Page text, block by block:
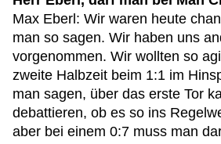
Max Eberl: Wir waren heute
man so sagen. Wir haben uns
vorgenommen. Wir wollten so
zweite Halbzeit beim 1:1 im
man sagen, über das erste Tor
debattieren, ob es so ins
aber bei einem 0:7 muss man